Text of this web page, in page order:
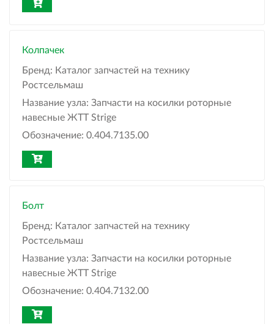
Колпачек
Бренд: Каталог запчастей на технику
Ростсельмаш
Название узла: Запчасти на косилки роторные
навесные ЖТТ Strige
Обозначение: 0.404.7135.00
Болт
Бренд: Каталог запчастей на технику
Ростсельмаш
Название узла: Запчасти на косилки роторные
навесные ЖТТ Strige
Обозначение: 0.404.7132.00